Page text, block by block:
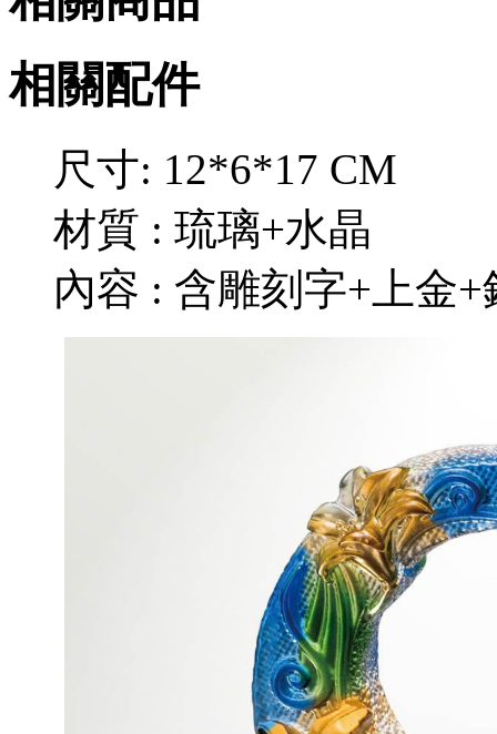
相關配件
尺寸: 12*6*17 CM
材質 : 琉璃+水晶
內容 : 含雕刻字+上金